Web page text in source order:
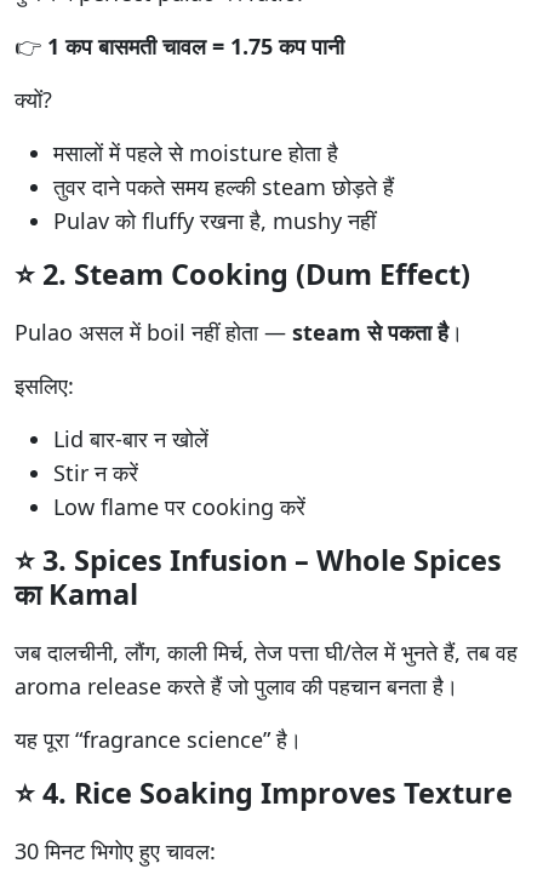
👉 1 कप बासमती चावल = 1.75 कप पानी
क्यों?
मसालों में पहले से moisture होता है
तुवर दाने पकते समय हल्की steam छोड़ते हैं
Pulav को fluffy रखना है, mushy नहीं
⭐ 2. Steam Cooking (Dum Effect)
Pulao असल में boil नहीं होता — steam से पकता है।
इसलिए:
Lid बार-बार न खोलें
Stir न करें
Low flame पर cooking करें
⭐3. Spices Infusion – Whole Spices
का Kamal
जब दालचीनी, लौंग, काली मिर्च, तेज पत्ता घी/तेल में भुनते हैं, तब वह
aroma release करते हैं जो पुलाव की पहचान बनता है।
यह पूरा “fragrance science” है।
⭐4. Rice Soaking Improves Texture
30 मिनट भिगोए हुए चावल: